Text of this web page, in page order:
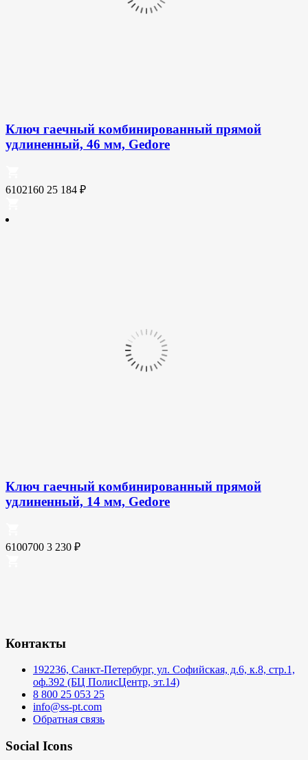
Ключ гаечный комбинированный прямой
удлиненный, 46 мм, Gedore
6102160 25 184 ₽
Ключ гаечный комбинированный прямой
удлиненный, 14 мм, Gedore
6100700 3 230 ₽
Контакты
192236, Санкт-Петербург, ул. Софийская, д.6, к.8, стр.1,
оф.392 (БЦ ПолисЦентр, эт.14)
8 800 25 053 25
info@ss-pt.com
Обратная связь
Social Icons